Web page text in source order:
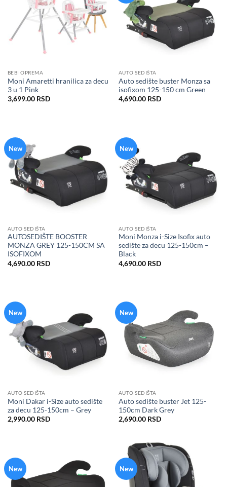
BEBI OPREMA
Moni Amaretti hranilica za decu
3 u 1 Pink
3,699.00 RSD
AUTO SEDIŠTA
Auto sedište buster Monza sa
isofixom 125-150 cm Green
4,690.00 RSD
New
AUTO SEDIŠTA
AUTOSEDIŠTE BOOSTER
MONZA GREY 125-150CM SA
ISOFIXOM
4,690.00 RSD
New
AUTO SEDIŠTA
Moni Monza i-Size Isofix auto
sedište za decu 125-150cm –
Black
4,690.00 RSD
New
AUTO SEDIŠTA
Moni Dakar i-Size auto sedište
za decu 125-150cm – Grey
2,990.00 RSD
New
AUTO SEDIŠTA
Auto sedište buster Jet 125-
150cm Dark Grey
2,690.00 RSD
New New